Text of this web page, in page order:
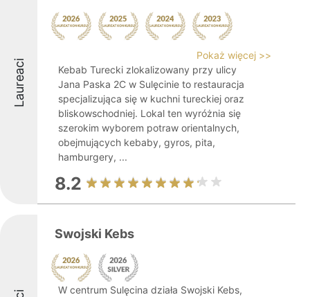
Laureaci
Pokaż więcej >>
Kebab Turecki zlokalizowany przy ulicy
Jana Paska 2C w Sulęcinie to restauracja
specjalizująca się w kuchni tureckiej oraz
bliskowschodniej. Lokal ten wyróżnia się
szerokim wyborem potraw orientalnych,
obejmujących kebaby, gyros, pita,
hamburgery, ...
8.2
Swojski Kebs
W centrum Sulęcina działa Swojski Kebs,